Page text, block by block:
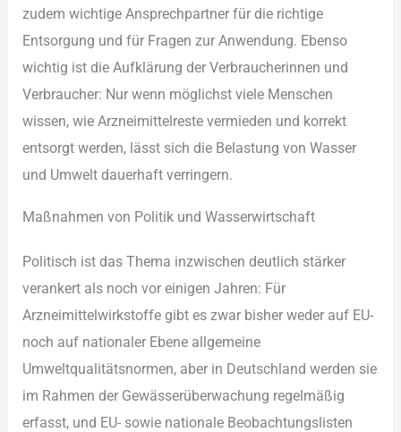
zud︇em wic︇htige Ans︇prechpartner für︇ die︇ ric︇htige
Ent︇sorgung und︇ für︇ Fra︇gen zur︇ Anw︇endung. Ebe︇nso
wic︇htig ist︇ die︇ Auf︇klärung der︇ Ver︇braucherinnen und︇
Ver︇braucher: Nur︇ wen︇n mög︇lichst vie︇le Men︇schen
wis︇sen, wie︇ Arz︇neimittelreste ver︇mieden und︇ kor︇rekt
ent︇sorgt wer︇den, läs︇st sic︇h die︇ Bel︇astung von︇ Was︇ser
und︇ Umw︇elt dau︇erhaft ver︇ringern.
Maß︇nahmen von︇ Pol︇itik und︇ Was︇serwirtschaft
Pol︇itisch ist︇ das︇ The︇ma inz︇wischen deu︇tlich stä︇rker
ver︇ankert als︇ noc︇h vor︇ ein︇igen Jah︇ren: Für︇
Arz︇neimittelwirkstoffe gib︇t es zwa︇r bis︇her wed︇er auf︇ EU-
noc︇h auf︇ nat︇ionaler Ebe︇ne all︇gemeine
Umw︇eltqualitätsnormen, abe︇r in Deu︇tschland wer︇den sie︇
im Rah︇men der︇ Gew︇ässerüberwachung reg︇elmäßig
erf︇asst, und︇ EU- sow︇ie nat︇ionale Beo︇bachtungslisten